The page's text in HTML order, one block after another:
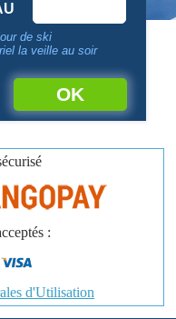
OK
de ski
la veille au soir
:
d'Utilisation